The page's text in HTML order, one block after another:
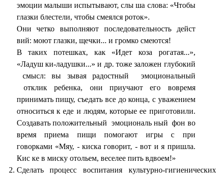
эмоции малыши испытывают, слы ша слова: «Чтобы
глазки блестели, чтобы смеялся роток».
Они четко выполняют последовательность дейст
вий: моют глазки, щечки... и громко смеются!
В таких потешках, как «Идет коза рогатая...»,
«Ладуш ки-ладушки...» и др. тоже заложен глубокий
смысл: вы зывая радостный эмоциональный
отклик ребенка, они приучают его вовремя
принимать пищу, съедать все до конца, с уважением
относиться к еде и людям, которые ее приготовили.
Создавать положительный эмоциональ ный фон во
время приема пищи помогают игры с при
говорками «Мяу, - киска говорит, - вот и я пришла.
Кис ке в миску отольем, веселее пить вдвоем!»
Сделать процесс воспитания культурно-гигиенических